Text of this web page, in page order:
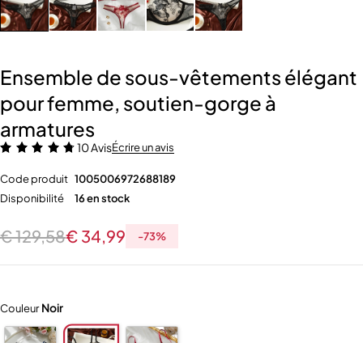
Ensemble de sous-vêtements élégant
pour femme, soutien-gorge à
armatures
10 AvisÉcrire un avis
Code produit 1005006972688189
Disponibilité
16 en stock
€129,58€ 34,99 -73%
Couleur Noir